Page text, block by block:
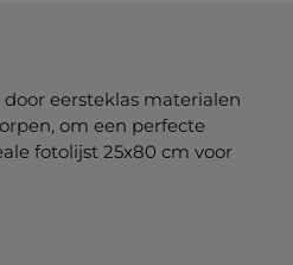
eersteklas materialen
om een perfecte
fotolijst 25x80 cm voor